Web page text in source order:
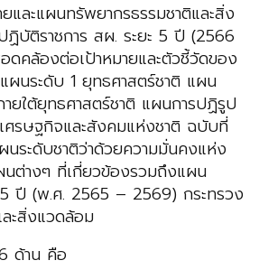
และแผนทรัพยากรธรรมชาติและสิ่ง
บัติราชการ สผ. ระยะ 5 ปี (2566
คล้องต่อเป้าหมายและตัวชี้วัดของ
ผนระดับ 1 ยุทธศาสตร์ชาติ แผน
ยใต้ยุทธศาสตร์ชาติ แผนการปฏิรูป
รษฐกิจและสังคมแห่งชาติ ฉบับที่
นระดับชาติว่าด้วยความมั่นคงแห่ง
ต่างๆ ที่เกี่ยวข้องรวมถึงแผน
5 ปี (พ.ศ. 2565 – 2569) กระทรวง
ะสิ่งแวดล้อม
ด้าน คือ